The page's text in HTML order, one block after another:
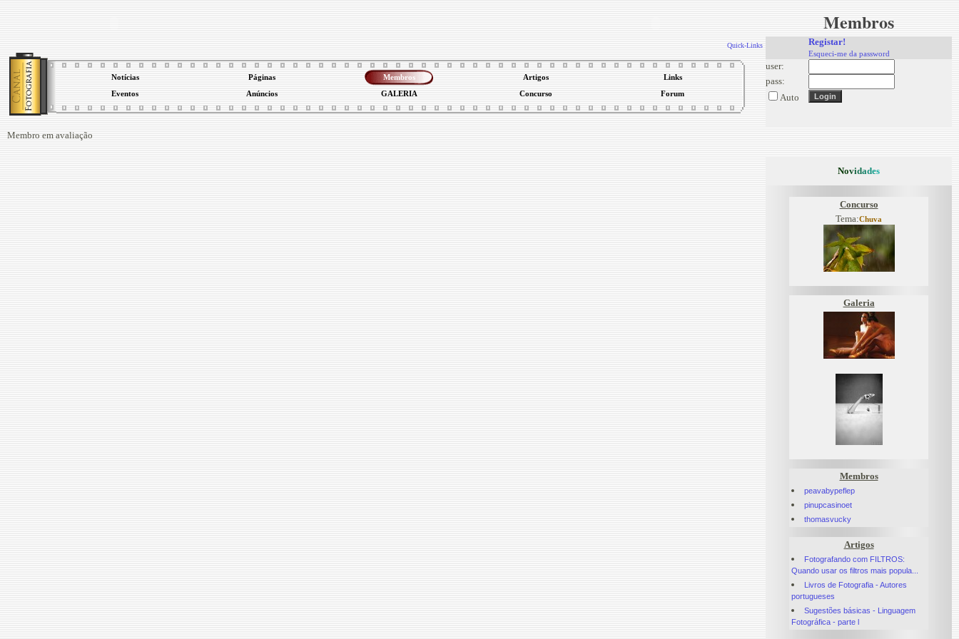
Quick-Links
Notícias Páginas Membros Artigos Links
Eventos Anúncios GALERIA Concurso Forum
Membro em avaliação
Membros
Registar!
Esqueci-me da password
user:
pass:
Auto
Novidades
Concurso
Tema:Chuva
Galeria
Membros
peavabypeflep
pinupcasinoet
thomasvucky
Artigos
Fotografando com FILTROS:
Quando usar os filtros mais popula...
Livros de Fotografia - Autores
portugueses
Sugestões básicas - Linguagem
Fotográfica - parte l